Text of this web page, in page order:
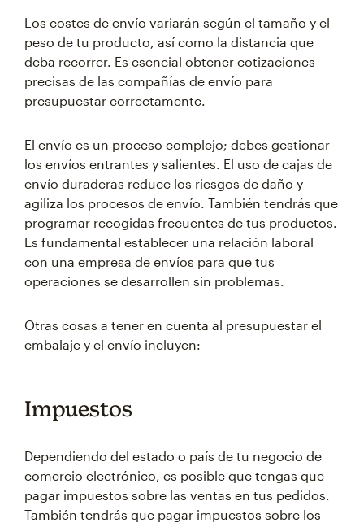
Los costes de envío variarán según el tamaño y el
peso de tu producto, así como la distancia que
deba recorrer. Es esencial obtener cotizaciones
precisas de las compañías de envío para
presupuestar correctamente.
El envío es un proceso complejo; debes gestionar
los envíos entrantes y salientes. El uso de cajas de
envío duraderas reduce los riesgos de daño y
agiliza los procesos de envío. También tendrás que
programar recogidas frecuentes de tus productos.
Es fundamental establecer una relación laboral
con una empresa de envíos para que tus
operaciones se desarrollen sin problemas.
Otras cosas a tener en cuenta al presupuestar el
embalaje y el envío incluyen:
Impuestos
Dependiendo del estado o país de tu negocio de
comercio electrónico, es posible que tengas que
pagar impuestos sobre las ventas en tus pedidos.
También tendrás que pagar impuestos sobre los